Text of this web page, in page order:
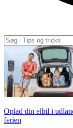
Oplad din elbil i
ferien